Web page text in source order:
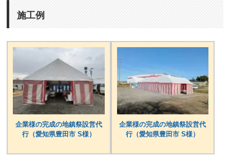
施工例
企業様の完成の地鎮祭設営代
行（愛知県豊田市 S様）
企業様の完成の地鎮祭設営代
行（愛知県豊田市 S様）